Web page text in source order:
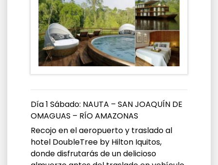
Día 1 Sábado: NAUTA – SAN JOAQUÍN DE
OMAGUAS – RÍO AMAZONAS
Recojo en el aeropuerto y traslado al
hotel DoubleTree by Hilton Iquitos,
donde disfrutarás de un delicioso